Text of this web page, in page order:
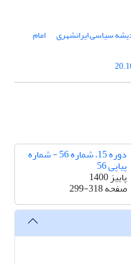
سیاسی ایرانشهری امام
دوره 15، شماره 56 - شماره
پیاپی 56
پاییز 1400
صفحه299-318